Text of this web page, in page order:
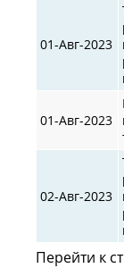
01-Авг-2023
01-Авг-2023
02-Авг-2023
Перейти к